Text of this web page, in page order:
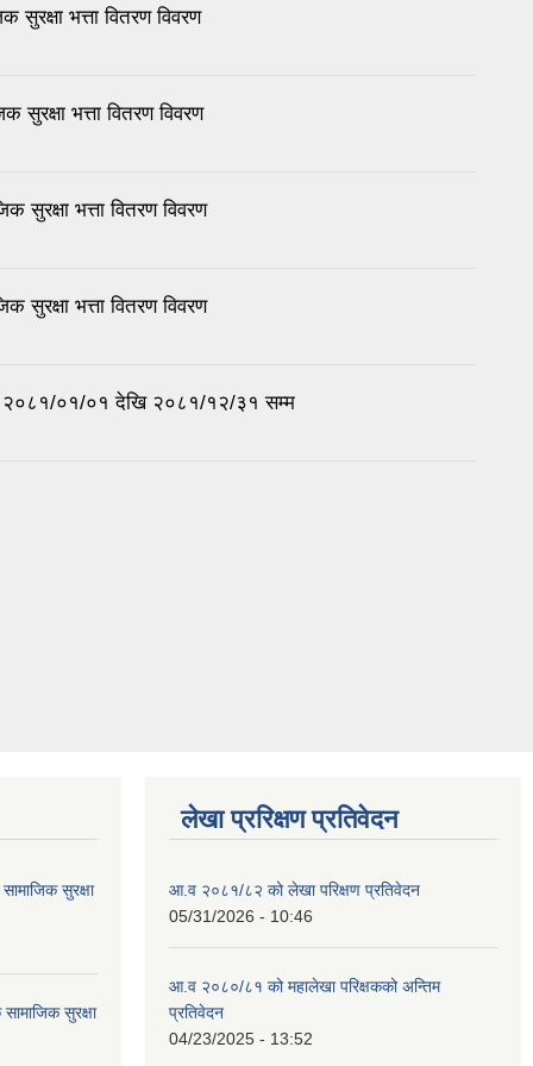
भत्ता वितरण विवरण
भत्ता वितरण विवरण
भत्ता वितरण विवरण
भत्ता वितरण विवरण
२०८१/०१/०१ देखि २०८१/१२/३१ सम्म
सुरक्षा
सुरक्षा
लेखा प्ररिक्षण प्रतिवेदन
आ.व २०८१/८२ को लेखा परिक्षण प्रतिवेदन
05/31/2026 - 10:46
आ.व २०८०/८१ को महालेखा परिक्षकको अन्तिम
प्रतिवेदन
04/23/2025 - 13:52